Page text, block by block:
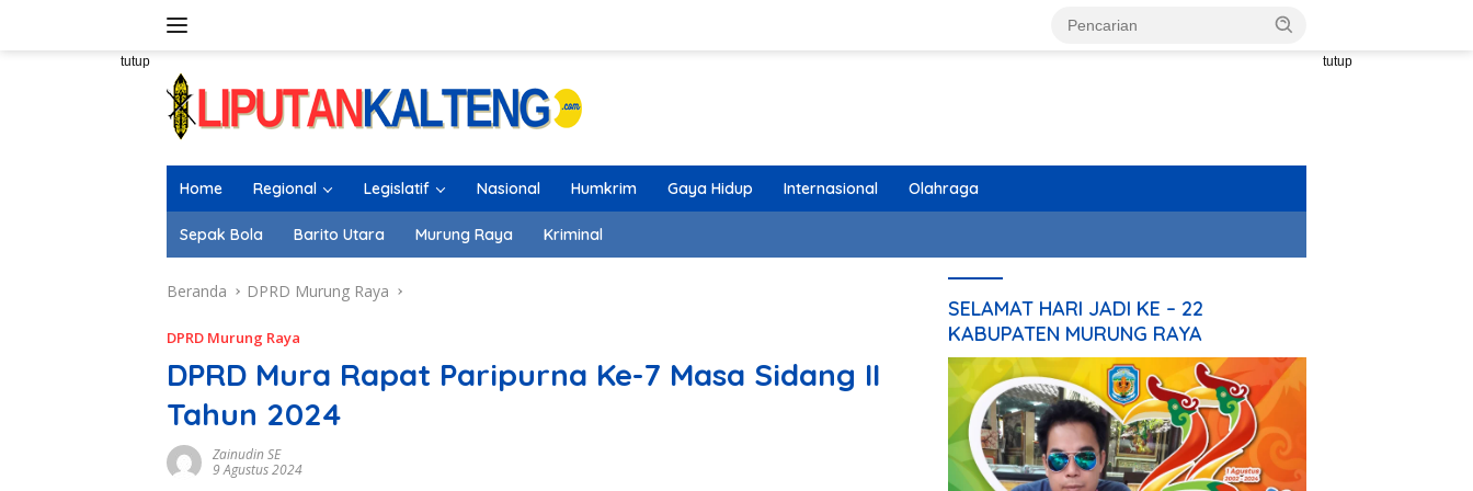
tutup tutup
Home Regional Legislatif Nasional Humkrim Gaya Hidup Internasional Olahraga
Sepak Bola Barito Utara Murung Raya Kriminal
Beranda DPRD Murung Raya
DPRD Murung Raya
DPRD Mura Rapat Paripurna Ke-7 Masa Sidang II
Tahun 2024
Zainudin SE
9 Agustus 2024
SELAMAT HARI JADI KE – 22
KABUPATEN MURUNG RAYA